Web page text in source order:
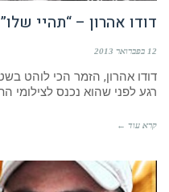
דודו אהרון – “תהיי שלו”
12 בפברואר 2013
דודו אהרון, הזמר הכי לוהט
רגע לפני שהוא נכנס לצילומי
קרא עוד ←